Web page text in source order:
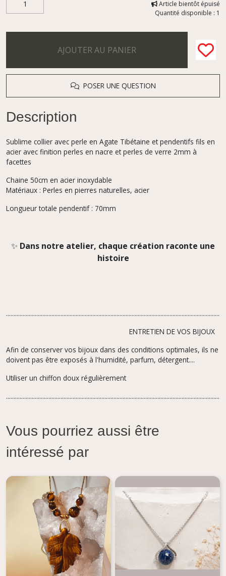
Article bientôt épuisé
Quantité disponible : 1
AJOUTER AU PANIER
POSER UNE QUESTION
Description
Sublime collier avec perle en Agate Tibétaine et pendentifs fils en
acier avec finition perles en nacre et perles de verre 2mm à
facettes
Chaine 50cm en acier inoxydable
Matériaux : Perles en pierres naturelles, acier
Longueur totale pendentif : 70mm
✨ Dans notre atelier, chaque création raconte une
histoire
ENTRETIEN DE VOS BIJOUX
Afin de conserver vos bijoux dans des conditions optimales, ils ne
doivent pas être exposés à l'humidité, parfum, détergent....
Utiliser un chiffon doux régulièrement
Vous pourriez aussi être
intéressé par